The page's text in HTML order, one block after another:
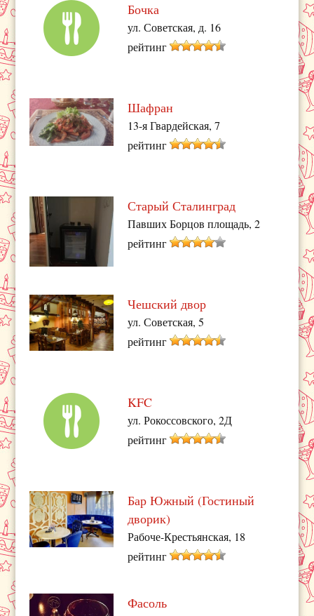
Бочка
ул. Советская, д. 16
рейтинг
Шафран
13-я Гвардейская, 7
рейтинг
Старый Сталинград
Павших Борцов площадь, 2
рейтинг
Чешский двор
ул. Советская, 5
рейтинг
KFC
ул. Рокоссовского, 2Д
рейтинг
Бар Южный (Гостиный
дворик)
Рабоче-Крестьянская, 18
рейтинг
Фасоль